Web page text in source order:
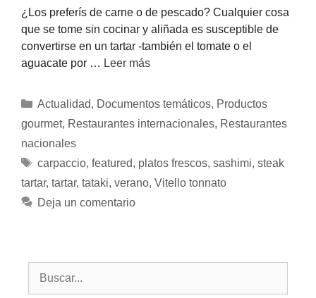
¿Los preferís de carne o de pescado? Cualquier cosa
que se tome sin cocinar y aliñada es susceptible de
convertirse en un tartar -también el tomate o el
aguacate por … Leer más
Actualidad, Documentos temáticos, Productos
gourmet, Restaurantes internacionales, Restaurantes
nacionales
carpaccio, featured, platos frescos, sashimi, steak
tartar, tartar, tataki, verano, Vitello tonnato
Deja un comentario